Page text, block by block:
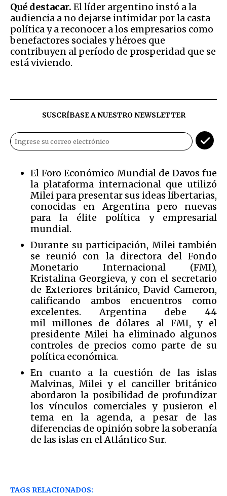
Qué destacar. El líder argentino instó a la
audiencia a no dejarse intimidar por la casta
política y a reconocer a los empresarios como
benefactores sociales y héroes que
contribuyen al período de prosperidad que se
está viviendo.
SUSCRÍBASE A NUESTRO NEWSLETTER
El Foro Económico Mundial de Davos fue
la plataforma internacional que utilizó
Milei para presentar sus ideas libertarias,
conocidas en Argentina pero nuevas
para la élite política y empresarial
mundial.
Durante su participación, Milei también
se reunió con la directora del Fondo
Monetario Internacional (FMI),
Kristalina Georgieva, y con el secretario
de Exteriores británico, David Cameron,
calificando ambos encuentros como
excelentes. Argentina debe 44
mil millones de dólares al FMI, y el
presidente Milei ha eliminado algunos
controles de precios como parte de su
política económica.
En cuanto a la cuestión de las islas
Malvinas, Milei y el canciller británico
abordaron la posibilidad de profundizar
los vínculos comerciales y pusieron el
tema en la agenda, a pesar de las
diferencias de opinión sobre la soberanía
de las islas en el Atlántico Sur.
TAGS RELACIONADOS: